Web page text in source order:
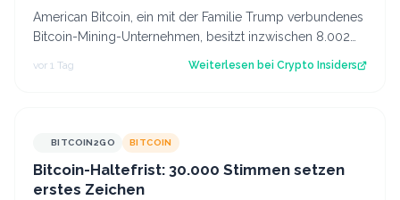
American Bitcoin, ein mit der Familie Trump verbundenes
Bitcoin-Mining-Unternehmen, besitzt inzwischen 8.002
vor 1 Tag Weiterlesen bei Crypto Insiders
BITCOIN2GO BITCOIN
Bitcoin-Haltefrist: 30.000 Stimmen setzen
erstes Zeichen